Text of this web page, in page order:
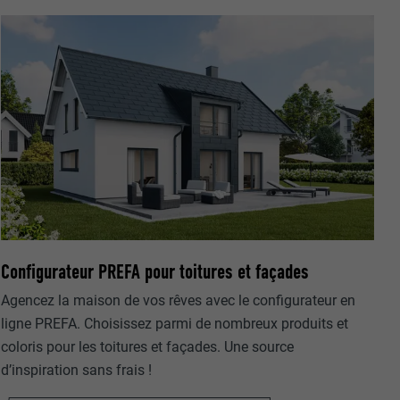
Configurateur PREFA pour toitures et façades
Agencez la maison de vos rêves avec le configurateur en
ligne PREFA. Choisissez parmi de nombreux produits et
coloris pour les toitures et façades. Une source
d’inspiration sans frais !
cookies. Ne
« Suivez-